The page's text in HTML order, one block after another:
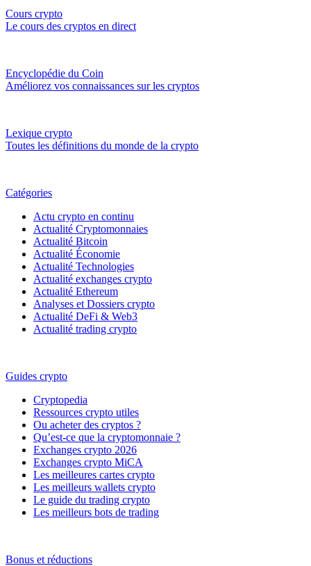
Cours crypto
Le cours des cryptos en direct
Encyclopédie du Coin
Améliorez vos connaissances sur les cryptos
Lexique crypto
Toutes les définitions du monde de la crypto
Catégories
Actu crypto en continu
Actualité Cryptomonnaies
Actualité Bitcoin
Actualité Économie
Actualité Technologies
Actualité exchanges crypto
Actualité Ethereum
Analyses et Dossiers crypto
Actualité DeFi & Web3
Actualité trading crypto
Guides crypto
Cryptopedia
Ressources crypto utiles
Ou acheter des cryptos ?
Qu’est-ce que la cryptomonnaie ?
Exchanges crypto 2026
Exchanges crypto MiCA
Les meilleures cartes crypto
Les meilleurs wallets crypto
Le guide du trading crypto
Les meilleurs bots de trading
Bonus et réductions